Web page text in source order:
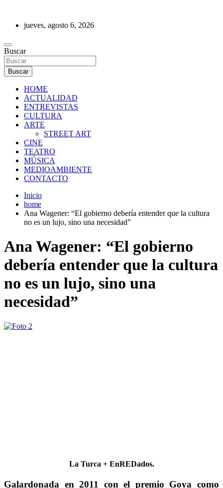
contenidojueves, agosto 6, 2026
REVISTA DE PRENSA
Buscar
Buscar
HOME
ACTUALIDAD
ENTREVISTAS
CULTURA
ARTE
STREET ART
CINE
TEATRO
MÚSICA
MEDIOAMBIENTE
CONTACTO
Inicio
home
Ana Wagener: “El gobierno debería entender que la cultura
no es un lujo, sino una necesidad”
Ana Wagener: “El gobierno
debería entender que la cultura
no es un lujo, sino una
necesidad”
La Turca + EnREDados.
Galardonada en 2011 con el premio Goya como